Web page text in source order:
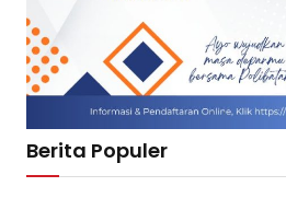
Berita Populer